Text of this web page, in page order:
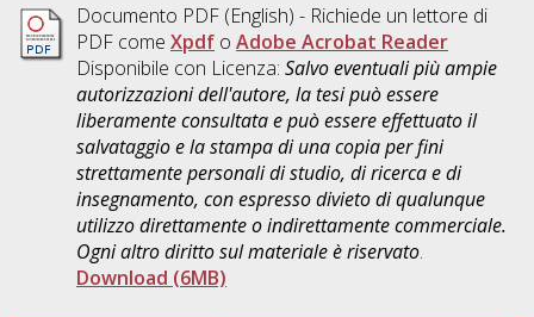
Documento PDF(English) - Richiede un lettore di
PDF come Xpdfo Adobe Acrobat Reader
Disponibile con Licenza: Salvo eventuali più ampie
autorizzazioni dell'autore, la tesi può essere
liberamente consultata e può essere effettuato il
salvataggio e la stampa di una copia per fini
strettamente personali di studio, di ricerca e di
insegnamento, con espresso divieto di qualunque
utilizzo direttamente o indirettamente commerciale.
Ogni altro diritto sul materiale è riservato.
Download (6MB)